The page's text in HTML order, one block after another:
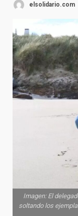
elsolidario.com
Imagen: El
soltando los